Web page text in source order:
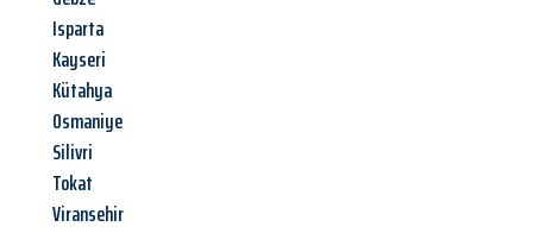
Isparta
Kayseri
Kütahya
Osmaniye
Silivri
Tokat
Viransehir